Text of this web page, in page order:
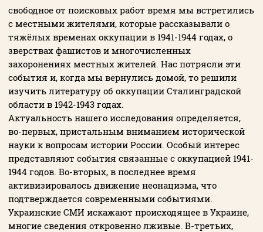
ВОЙТИ
Регистрация Забыли пароль?
свободное от поисковых работ время мы встретились
с местными жителями, которые рассказывали о
тяжёлых временах оккупации в 1941-1944 годах, о
зверствах фашистов и многочисленных
захоронениях местных жителей. Нас потрясли эти
события и, когда мы вернулись домой, то решили
изучить литературу об оккупации Сталинградской
области в 1942-1943 годах.
Актуальность нашего исследования определяется,
во-первых, пристальным вниманием исторической
науки к вопросам истории России. Особый интерес
представляют события связанные с оккупацией 1941-
1944 годов. Во-вторых, в последнее время
активизировалось движение неонацизма, что
подтверждается современными событиями.
Украинские СМИ искажают происходящее в Украине,
многие сведения откровенно лживые. В-третьих,